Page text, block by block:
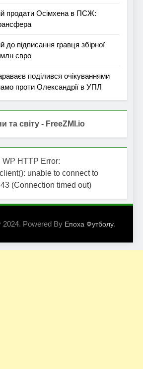
продати Осімхена в ПСЖ:
підписання гравця збірної
млн євро
поділився очікуваннями
проти Олександрії в УПЛ
та світу - FreeZMI.io
WP HTTP Error:
unable to connect to
(Connection timed out)
Powered By Епоха Футболу.